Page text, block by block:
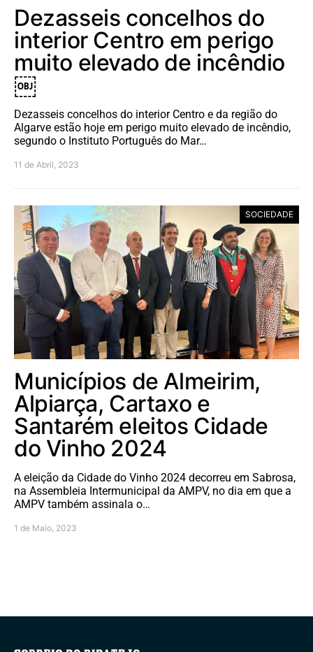
Dezasseis concelhos do
interior Centro em perigo
muito elevado de incêndio
￼
Dezasseis concelhos do interior Centro e da região do
Algarve estão hoje em perigo muito elevado de incêndio,
segundo o Instituto Português do Mar…
11 de Abril, 2023
SOCIEDADE
Municípios de Almeirim,
Alpiarça, Cartaxo e
Santarém eleitos Cidade
do Vinho 2024
A eleição da Cidade do Vinho 2024 decorreu em Sabrosa,
na Assembleia Intermunicipal da AMPV, no dia em que a
AMPV também assinala o…
1 de Maio, 2023